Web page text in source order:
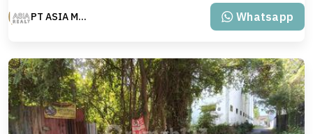
PT ASIA MAS REALTY Whatsapp